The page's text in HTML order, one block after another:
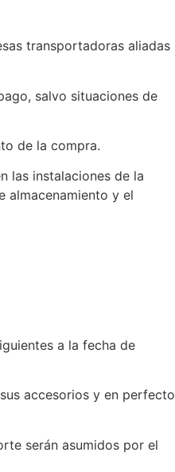
transportadoras aliadas
salvo situaciones de
de la compra.
las instalaciones de la
almacenamiento y el
a la fecha de
accesorios y en perfecto
serán asumidos por el